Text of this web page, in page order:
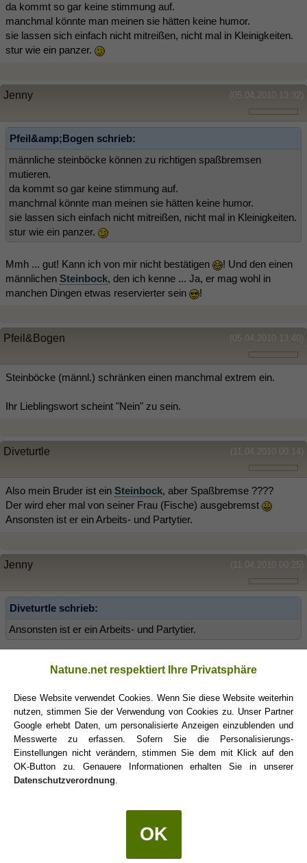
da kommt so gar keine stimmung auf.
manchmal könnte man meinen sie hätten keine humor.
sie lassen sich einfach nicht mitreißen, nicht mal in Kleinigkeiten.
stur wie ein panzer.
(05.04.2010 13:32)
Jenny
Pfeil&amp;Bogen schrieb:
männliche steinböcke können zu richtigen spaßbremsen
mutieren.
da kommt so gar keine stimmung auf.
manchmal könnte man meinen sie hätten keine humor.
sie lassen sich einfach nicht mitreißen, nicht mal in Kleinigkeiten.
stur wie ein panzer.
Mmh ... gut! Kann ich von mir nicht bestätigen
! Und den einen
männlichen Steinbock, den ich kenne ... Ja, er mag wohl in
manchen Dingen etwas reservierter sein
!
(05.04.2010 13:40)
Pfeil&Bogen
Steinböcke (männl.) schränken einen manchmal extrem ein.
Ihr Lieblingswort scheint "Nein" zu sein.
(11.04.2010 00:14)
Diveturtle
Also mein Bruder ist ein Steinbock, aber Spaßbremse ????
Der wird eher mal von seiner Frau (Fische) ausgebremst
Ansonsten ist er ein Arbeits- und Partytier.
(11.04.2010 00:25)
Jenny
Diveturtle schrieb:
Ansonsten ist er ein Arbeits- und Partytier.
(16.04.2010 10:10)
Pfeil&Bogen
Na, dann kenn ich nur faule Steinböcke
Na, mein Bruder ist auch ne Ausnahme die ich kenne.
Natune.net respektiert Ihre Privatsphäre
Diese Website verwendet Cookies. Wenn Sie diese Website weiterhin
nutzen, stimmen Sie der Verwendung von Cookies zu. Unser Partner
Google erhebt Daten, um personalisierte Anzeigen einzublenden und
Messwerte zu erfassen. Sofern Sie die Personalisierungs-
Einstellungen nicht verändern, stimmen Sie dem mit Klick auf den
OK-Button zu. Genauere Informationen erhalten Sie in unserer
Datenschutzverordnung
OK